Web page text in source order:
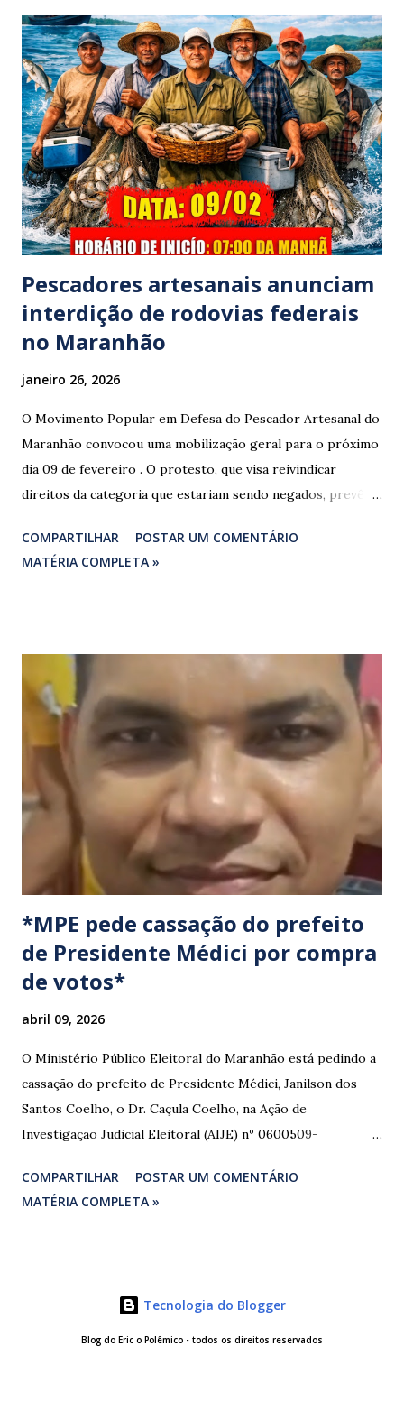
família foi atingido por uma caminhonete. O condutor da
mesma apresentava sinais visíveis de embriaguez, e
diversas latas de bebidas alcoólicas foram avistadas no
interior do veículo. O motorista, identificado por
moradores locais como irmão do vereador "Neguinho do
Coco", de Santa Luzia do Pará, evadiu-se do local sem
prestar assistência às vítimas. ​Atendimento e Danos ​A
Polícia Rodoviária Federal (PRF) foi acionada para atender a
ocorrênc...
Pescadores artesanais anunciam
interdição de rodovias federais
no Maranhão
janeiro 26, 2026
O Movimento Popular em Defesa do Pescador Artesanal do
Maranhão convocou uma mobilização geral para o próximo
dia 09 de fevereiro . O protesto, que visa reivindicar
direitos da categoria que estariam sendo negados, prevê o
federais que cortam o estado. ​As interdições estão
programadas para começar às 07:00 da manhã e, segundo
manifestação busca chamar a atenção das autoridades para
a pauta da pesca artesanal maranhense, exigindo o
cumprimento de garantias e assistência aos trabalhadores
do setor. Motoristas que planejam trafegar por essas
regiões na data devem estar atentos a possíveis
congestionamentos e atrasos.
COMPARTILHAR
POSTAR UM COMENTÁRIO
MATÉRIA COMPLETA »
*MPE pede cassação do prefeito
de Presidente Médici por compra
de votos*
abril 09, 2026
O Ministério Público Eleitoral do Maranhão está pedindo a
cassação do prefeito de Presidente Médici, Janilson dos
Santos Coelho, o Dr. Caçula Coelho, na Ação de
Investigação Judicial Eleitoral (AIJE) nº 0600509-
Santa Luzia do Paruá. A ação foi movida pela Coligação
“União e Reconstrução” (PP/PL/União), que denunciou a
autos são contundentes. Testemunhas relataram ter
recebido R$ 3.000,00 em troca de votos, com negociação
COMPARTILHAR
POSTAR UM COMENTÁRIO
MATÉRIA COMPLETA »
Tecnologia do Blogger
Blog do Eric o Polêmico - todos os direitos reservados